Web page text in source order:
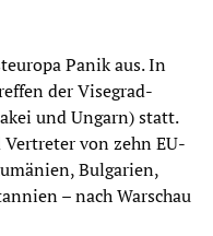
Panik aus. In
der Visegrad-
und Ungarn) statt.
von zehn EU-
Bulgarien,
– nach Warschau